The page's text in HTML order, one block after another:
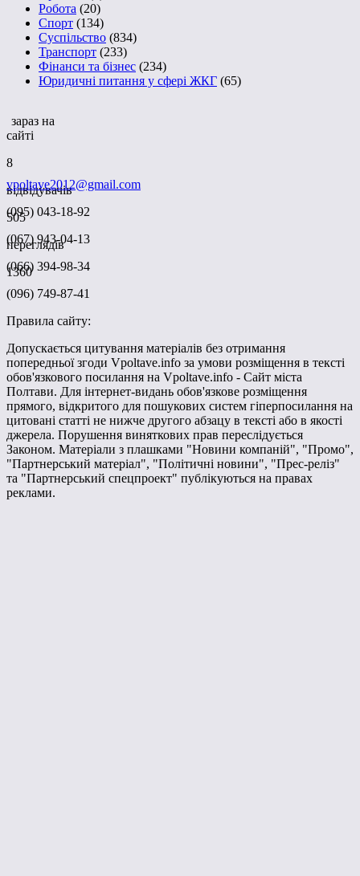
Робота (20)
Спорт (134)
Суспільство (834)
Транспорт (233)
Фінанси та бізнес (234)
Юридичні питання у сфері ЖКГ (65)
зараз на
сайті
8
відвідувачів
505
переглядів
1360
vpoltave2012@gmail.com
(095) 043-18-92
(067) 943-04-13
(066) 394-98-34
(096) 749-87-41
Правила сайту:
Допускається цитування матеріалів без отримання
попередньої згоди Vpoltave.info за умови розміщення в тексті
обов'язкового посилання на Vpoltave.info - Сайт міста
Полтави. Для інтернет-видань обов'язкове розміщення
прямого, відкритого для пошукових систем гіперпосилання на
цитовані статті не нижче другого абзацу в тексті або в якості
джерела. Порушення виняткових прав переслідується
Законом. Матеріали з плашками "Новини компаній", "Промо",
"Партнерський матеріал", "Політичні новини", "Прес-реліз"
та "Партнерський спецпроект" публікуються на правах
реклами.